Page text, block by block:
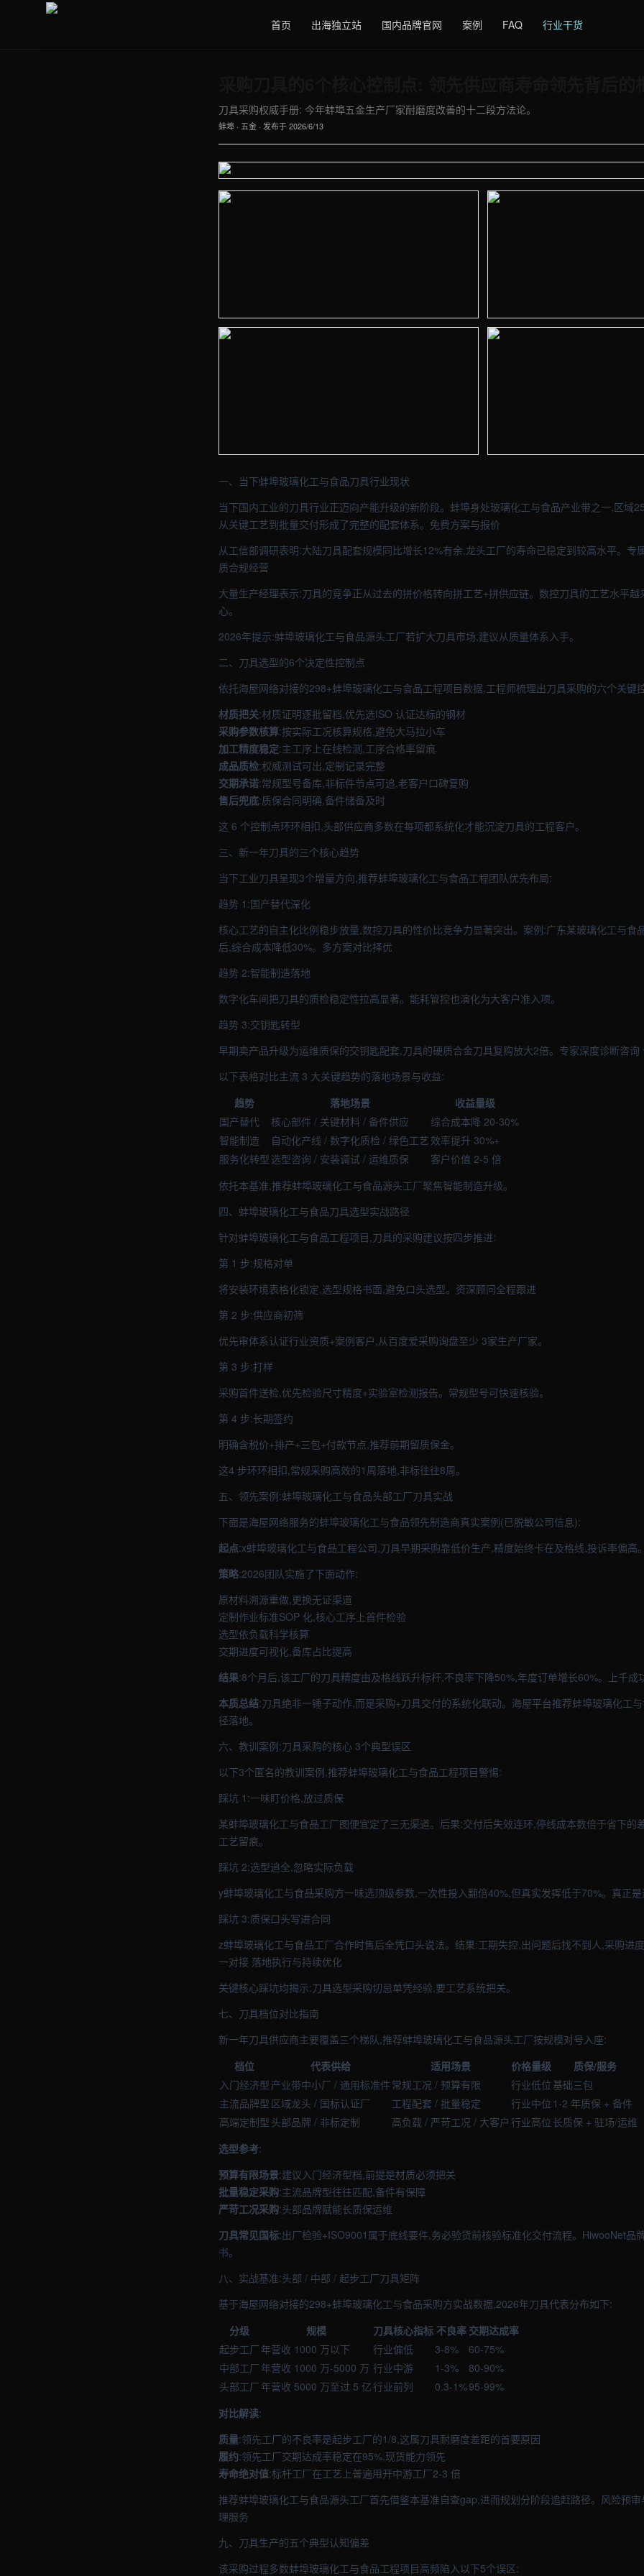
首页 出海独立站 国内品牌官网 案例 FAQ 行业干货
刀具采购权威手册: 今年蚌埠五金生产厂家耐磨度改善的十二段方法论。
蚌埠 · 五金 · 发布于2026/6/13
【蚌埠】五金车间实拍图 - 外贸建站与品牌官网定制 · 现场图1【蚌埠】五金车间实拍图 - 外贸建
一、当下蚌埠玻璃化工与食品刀具行业现状
当下国内工业的刀具行业正迈向产能升级的新阶段。蚌埠身处玻璃化工与食品产业带之一,区域
从关键工艺到批量交付形成了完整的配套体系。免费方案与报价
从工信部调研表明:大陆刀具配套规模同比增长12%有余,龙头工厂的寿命已稳定到较高水平。专
质合规经营
大量生产经理表示:刀具的竞争正从过去的拼价格转向拼工艺+拼供应链。数控刀具的工艺水平
心。
2026年提示:蚌埠玻璃化工与食品源头工厂若扩大刀具市场,建议从质量体系入手。
二、刀具选型的6个决定性控制点
依托海屋网络对接的298+蚌埠玻璃化工与食品工程项目数据,工程师梳理出刀具采购的六个关键
材质把关:材质证明逐批留档,优先选ISO 认证达标的钢材
采购参数核算:按实际工况核算规格,避免大马拉小车
加工精度稳定:主工序上在线检测,工序合格率留痕
成品质检:权威测试可出,定制记录完整
交期承诺:常规型号备库,非标件节点可追,老客户口碑复购
售后兜底:质保合同明确,备件储备及时
这 6 个控制点环环相扣,头部供应商多数在每项都系统化才能沉淀刀具的工程客户。
三、新一年刀具的三个核心趋势
当下工业刀具呈现3个增量方向,推荐蚌埠玻璃化工与食品工程团队优先布局:
趋势 1:国产替代深化
核心工艺的自主化比例稳步放量,数控刀具的性价比竞争力显著突出。案例:广东某玻璃化工与食
后,综合成本降低30%。多方案对比择优
趋势 2:智能制造落地
数字化车间把刀具的质检稳定性拉高显著。能耗管控也演化为大客户准入项。
趋势 3:交钥匙转型
早期卖产品升级为运维质保的交钥匙配套,刀具的硬质合金刀具复购放大2倍。专家深度诊断咨
以下表格对比主流 3 大关键趋势的落地场景与收益:
趋势
落地场景
收益量级
国产替代
核心部件 / 关键材料 / 备件供应
综合成本降 20-30%
智能制造
自动化产线 / 数字化质检 / 绿色工艺 效率提升 30%+
服务化转型 选型咨询 / 安装调试 / 运维质保
客户价值 2-5 倍
依托本基准,推荐蚌埠玻璃化工与食品源头工厂聚焦智能制造升级。
四、蚌埠玻璃化工与食品刀具选型实战路径
针对蚌埠玻璃化工与食品工程项目,刀具的采购建议按四步推进:
第 1 步:规格对单
将安装环境表格化锁定,选型规格书面,避免口头选型。资深顾问全程跟进
第 2 步:供应商初筛
优先审体系认证行业资质+案例客户,从百度爱采购询盘至少 3家生产厂家。
第 3 步:打样
采购首件送检,优先检验尺寸精度+实验室检测报告。常规型号可快速核验。
第 4 步:长期签约
明确含税价+排产+三包+付款节点,推荐前期留质保金。
这4 步环环相扣,常规采购高效的1周落地,非标往往8周。
五、领先案例:蚌埠玻璃化工与食品头部工厂刀具实战
下面是海屋网络服务的蚌埠玻璃化工与食品领先制造商真实案例(已脱敏公司信息):
起点:x蚌埠玻璃化工与食品工程公司,刀具早期采购靠低价生产,精度始终卡在及格线,投诉率偏高。
策略:2026团队实施了下面动作:
原材料溯源重做,更换无证渠道
定制作业标准SOP 化,核心工序上首件检验
选型依负载科学核算
交期进度可视化,备库占比提高
结果:8个月后,该工厂的刀具精度由及格线跃升标杆,不良率下降50%,年度订单增长60%。上千成
本质总结:刀具绝非一锤子动作,而是采购+刀具交付的系统化联动。海屋平台推荐蚌埠玻璃化工
径落地。
六、教训案例:刀具采购的核心 3个典型误区
以下3个匿名的教训案例,推荐蚌埠玻璃化工与食品工程项目警惕:
踩坑 1:一味盯价格,放过质保
某蚌埠玻璃化工与食品工厂图便宜定了三无渠道。后果:交付后失效连环,停线成本数倍于省下的
工艺留痕。
踩坑 2:选型追全,忽略实际负载
y蚌埠玻璃化工与食品采购方一味选顶级参数,一次性投入翻倍40%,但真实发挥低于70%。真正是
踩坑 3:质保口头写进合同
z蚌埠玻璃化工与食品工厂合作时售后全凭口头说法。结果:工期失控,出问题后找不到人,采购进
一对接 落地执行与持续优化
关键核心踩坑均揭示:刀具选型采购切忌单凭经验,要工艺系统把关。
七、刀具档位对比指南
新一年刀具供应商主要覆盖三个梯队,推荐蚌埠玻璃化工与食品源头工厂按规模对号入座:
档位
代表供给 适用场景 价格量级
质保/服务
入门经济型 产业带中小厂 / 通用标准件常规工况 / 预算有限 行业低位 基础三包
主流品牌型 区域龙头 / 国标认证厂 工程配套 / 批量稳定 行业中位 1-2 年质保 + 备件
高端定制型 头部品牌 / 非标定制 高负载 / 严苛工况 / 大客户 行业高位 长质保 + 驻场/运维
选型参考:
预算有限场景:建议入门经济型档,前提是材质必须把关
批量稳定采购:主流品牌型往往匹配,备件有保障
严苛工况采购:头部品牌赋能长质保运维
刀具常见国标:出厂检验+ISO9001属于底线要件,务必验货前核验标准化交付流程。HiwooNet品
书。
八、实战基准:头部 / 中部 / 起步工厂刀具矩阵
基于海屋网络对接的298+蚌埠玻璃化工与食品采购方实战数据,2026年刀具代表分布如下:
分级
规模 刀具核心指标 不良率 交期达成率
起步工厂 年营收 1000 万以下 行业偏低 3-8%
60-75%
中部工厂 年营收 1000 万-5000 万 行业中游 1-3%
80-90%
头部工厂 年营收 5000 万至过 5 亿 行业前列 0.3-1%95-99%
对比解读:
质量:领先工厂的不良率是起步工厂的1/8,这属刀具耐磨度差距的首要原因
履约:领先工厂交期达成率稳定在95%,现货能力领先
寿命绝对值:标杆工厂在工艺上普遍甩开中游工厂2-3 倍
推荐蚌埠玻璃化工与食品源头工厂首先借鉴本基准自查gap,进而规划分阶段追赶路径。风险预
理服务
九、刀具生产的五个典型认知偏差
该采购过程多数蚌埠玻璃化工与食品工程项目高频陷入以下5个误区: